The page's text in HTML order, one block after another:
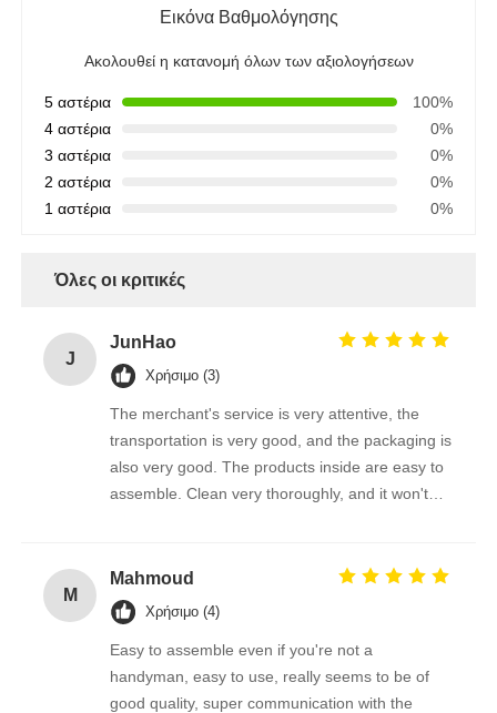
Εικόνα Βαθμολόγησης
Ακολουθεί η κατανομή όλων των αξιολογήσεων
5 αστέρια
100%
4 αστέρια
0%
3 αστέρια
0%
2 αστέρια
0%
1 αστέρια
0%
Όλες οι κριτικές
J
JunHao
Χρήσιμο (3)
The merchant's service is very attentive, the
transportation is very good, and the packaging is
also very good. The products inside are easy to
assemble. Clean very thoroughly, and it won't
M
Mahmoud
Χρήσιμο (4)
Easy to assemble even if you're not a
handyman, easy to use, really seems to be of
good quality, super communication with the